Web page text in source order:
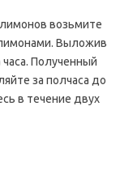
возьмите
Выложив
Полученный
за полчаса до
в течение двух